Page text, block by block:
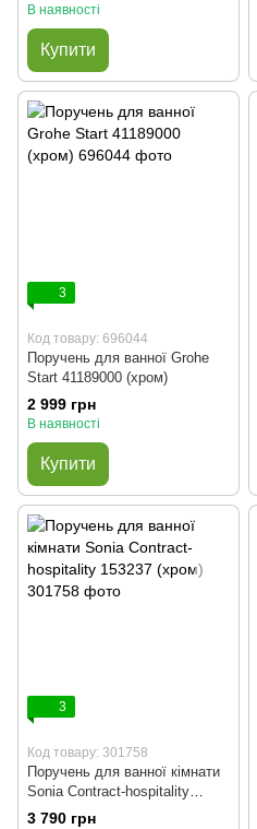
В наявності
Купити
3
Код товару: 696044
Поручень для ванної Grohe
Start 41189000 (хром)
2 999 грн
В наявності
Купити
3
Код товару: 301758
Поручень для ванної кімнати
Sonia Contract-hospitality
153237 (хром)
3 790 грн